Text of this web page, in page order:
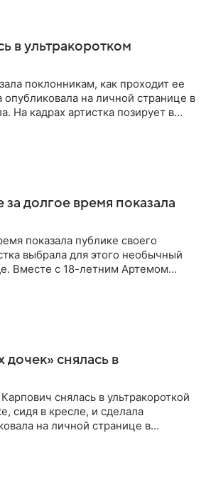
в ультракоротком
поклонникам, как проходит ее
на личной странице в
На кадрах артистка позирует в
долгое время показала
показала публике своего
выбрала для этого необычный
Вместе с 18-летним Артемом
снялась в
снялась в ультракороткой
сидя в кресле, и сделала
на личной странице в